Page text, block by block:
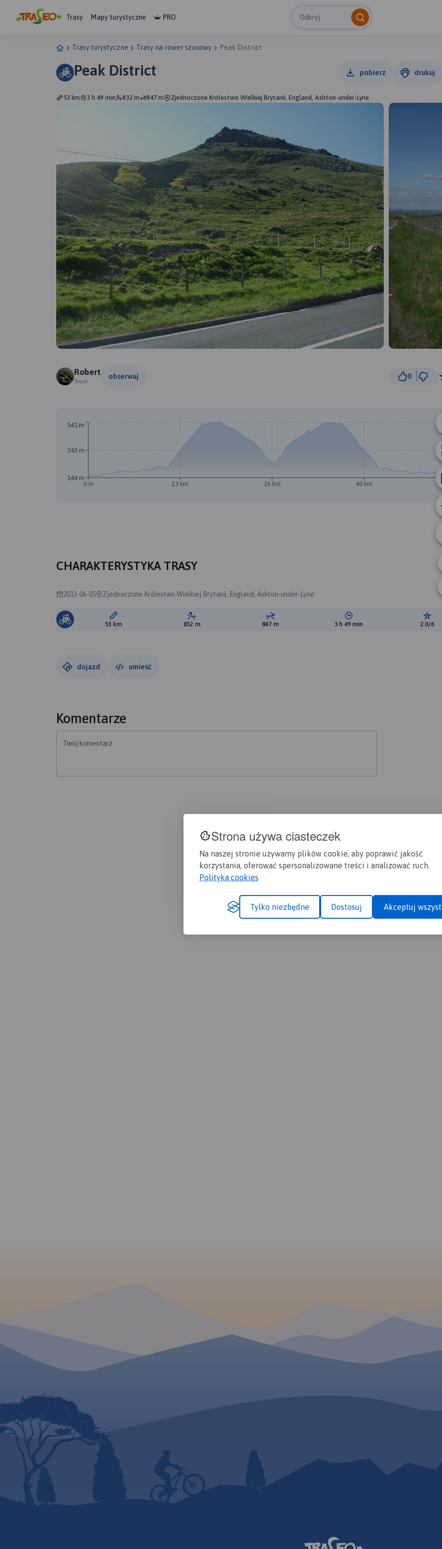
Strona używa ciasteczek
Na naszej stronie używamy plików cookie, aby poprawić jakość
korzystania, oferować spersonalizowane treści i analizować ruch.
Polityka cookies
Tylko niezbędne Dostosuj Akceptuj
Trasy Mapy turystyczne PRO Odkryj
Trasy turystyczne Trasy na rower szosowy Peak District
Peak District pobierz drukuj
53 km 3 h 49 min 832 m 847 m Zjednoczone Królestwo Wielkiej Brytanii, England, Ashton-under-Lyne
Robert
Trout
obserwuj 0
0 m 13 km 26 km 40 km
144 m
343 m
541 m
CHARAKTERYSTYKA TRASY
2013-06-05 Zjednoczone Królestwo Wielkiej Brytanii, England, Ashton-under-Lyne
Długość trasy:
53 km Suma przewyższeń:
832 m Suma spadków:
847 m Średni czas potrzebny na
3 h 49 min 2.0/6
dojazd umieść
Komentarze
Twój komentarz